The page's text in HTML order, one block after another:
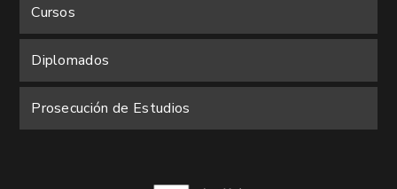
Cursos
Diplomados
Prosecución de Estudios